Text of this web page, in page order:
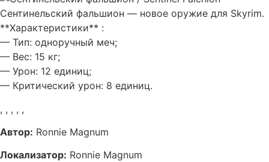
Сентинельский фальшион — новое оружие для Skyrim.
**Характеристики** :
— Тип: одноручный меч;
— Вес: 15 кг;
— Урон: 12 единиц;
— Критический урон: 8 единиц.
, , , , ,
Автор: Ronnie Magnum
Локализатор: Ronnie Magnum